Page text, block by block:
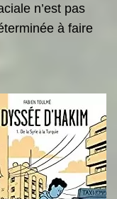
n’est pas
à faire